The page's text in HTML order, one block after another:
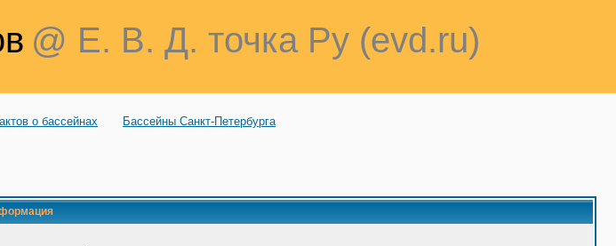
@ Е. В. Д. точка Ру (evd.ru)
о бассейнах Бассейны Санкт-Петербурга